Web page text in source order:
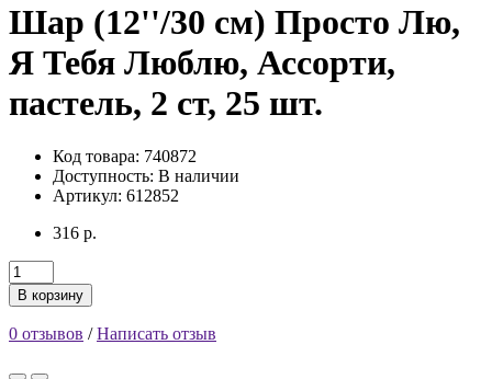
Шар (12''/30 см) Просто Лю,
Я Тебя Люблю, Ассорти,
пастель, 2 ст, 25 шт.
Код товара: 740872
Доступность: В наличии
Артикул: 612852
316 р.
В корзину
0 отзывов /Написать отзыв